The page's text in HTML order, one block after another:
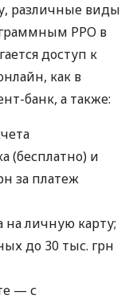
различные виды
РРО в
доступ к
как в
банк, а также:
(бесплатно) и
за платеж
личную карту;
до 30 тыс. грн
— с